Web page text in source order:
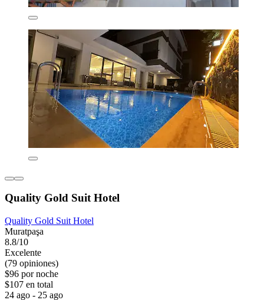
Quality Gold Suit Hotel
Quality Gold Suit Hotel
Muratpaşa
8.8/10
Excelente
(79 opiniones)
$96 por noche
$107 en total
24 ago - 25 ago